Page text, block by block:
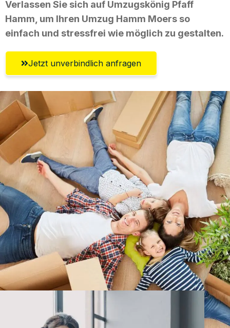
Verlassen Sie sich auf Umzugskönig Pfaff
Hamm, um Ihren Umzug Hamm Moers so
einfach und stressfrei wie möglich zu gestalten.
Jetzt unverbindlich anfragen